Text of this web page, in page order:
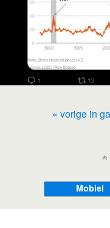
« vorige in
Mobiel